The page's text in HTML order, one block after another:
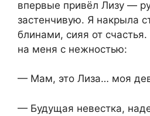
впервые привёл Лизу —
застенчивую. Я накрыла
блинами, сияя от
на меня с нежностью:
— Мам, это Лиза… моя
— Будущая невестка,